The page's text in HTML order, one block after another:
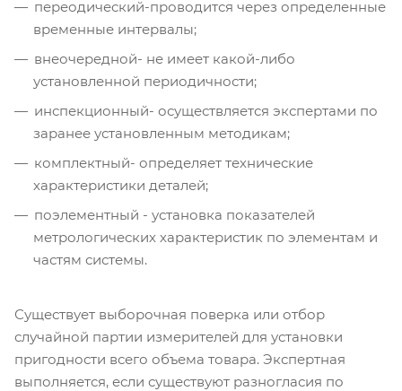
переодический-проводится через определенные
временные интервалы;
внеочередной- не имеет какой-либо
установленной периодичности;
инспекционный- осуществляется экспертами по
заранее установленным методикам;
комплектный- определяет технические
характеристики деталей;
поэлементный - установка показателей
метрологических характеристик по элементам и
частям системы.
Существует выборочная поверка или отбор
случайной партии измерителей для установки
пригодности всего объема товара. Экспертная
выполняется, если существуют разногласия по